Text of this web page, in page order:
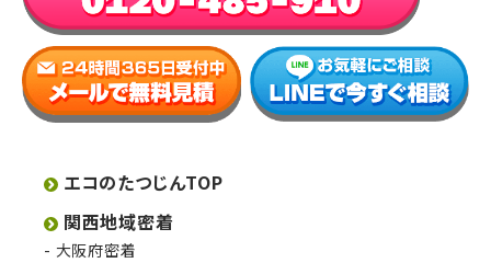
エコのたつじんTOP
関西地域密着
大阪府密着